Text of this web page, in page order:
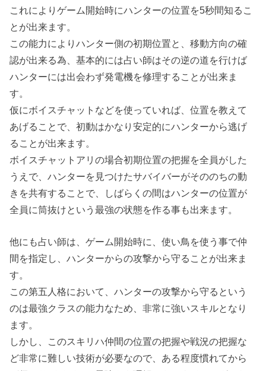
これによりゲーム開始時にハンターの位置を5秒間知るこ
とが出来ます。
この能力によりハンター側の初期位置と、移動方向の確
認が出来る為、基本的には占い師はその逆の道を行けば
ハンターには出会わず発電機を修理することが出来ま
す。
仮にボイスチャットなどを使っていれば、位置を教えて
あげることで、初動はかなり安定的にハンターから逃げ
ることが出来ます。
ボイスチャットアリの場合初期位置の把握を全員がした
うえで、ハンターを見つけたサバイバーがそののちの動
きを共有することで、しばらくの間はハンターの位置が
全員に筒抜けという最強の状態を作る事も出来ます。
他にも占い師は、ゲーム開始時に、使い鳥を使う事で仲
間を指定し、ハンターからの攻撃から守ることが出来ま
す。
この第五人格において、ハンターの攻撃から守るという
のは最強クラスの能力なため、非常に強いスキルとなり
ます。
しかし、このスキリハ仲間の位置の把握や戦況の把握な
ど非常に難しい技術が必要なので、ある程度慣れてから